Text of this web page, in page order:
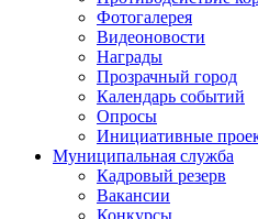
Фотогалерея
Видеоновости
Награды
Прозрачный город
Календарь событий
Опросы
Инициативные
Муниципальная служба
Кадровый резерв
Вакансии
Конкурсы